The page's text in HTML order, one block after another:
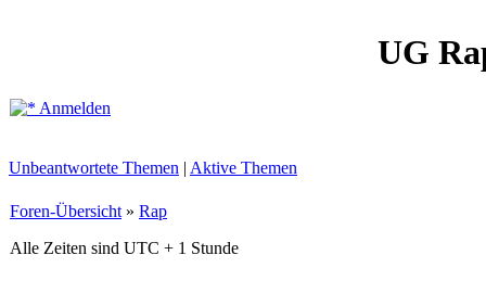
UG
Anmelden
Unbeantwortete Themen | Aktive Themen
Foren-Übersicht » Rap
Alle Zeiten sind UTC + 1 Stunde